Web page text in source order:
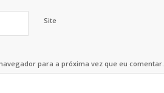
Site
para a próxima vez que eu comentar.